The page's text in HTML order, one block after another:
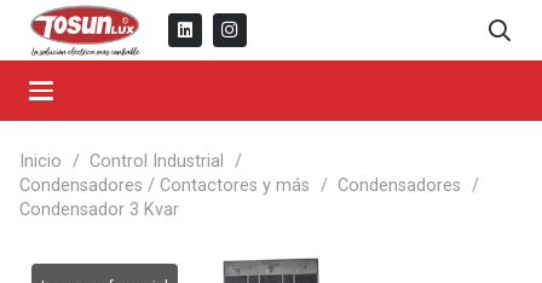
Inicio / Control Industrial
/
Condensadores / Contactores y más / Condensadores /
Condensador 3 Kvar